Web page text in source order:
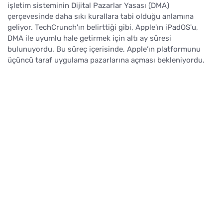
işletim sisteminin Dijital Pazarlar Yasası (DMA)
çerçevesinde daha sıkı kurallara tabi olduğu anlamına
geliyor. TechCrunch'ın belirttiği gibi, Apple'ın iPadOS'u,
DMA ile uyumlu hale getirmek için altı ay süresi
bulunuyordu. Bu süreç içerisinde, Apple’ın platformunu
üçüncü taraf uygulama pazarlarına açması bekleniyordu.